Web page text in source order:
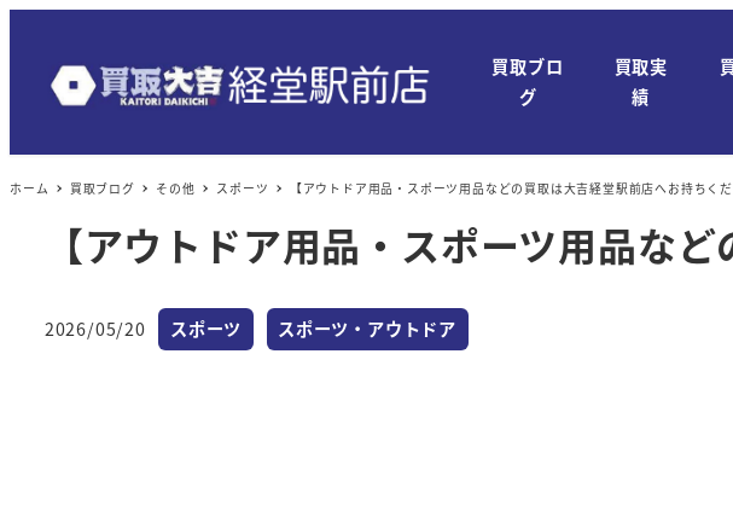
買取ブロ
グ
買取実
績
ホーム 買取ブログ その他 スポーツ 【アウトドア用品・スポーツ用品などの買取は大吉経堂駅前店へお持ちくだ
【アウトドア用品・スポーツ用品な
投稿日
2026/05/20 カテゴリー
スポーツ カテゴリー
スポーツ・アウトドア